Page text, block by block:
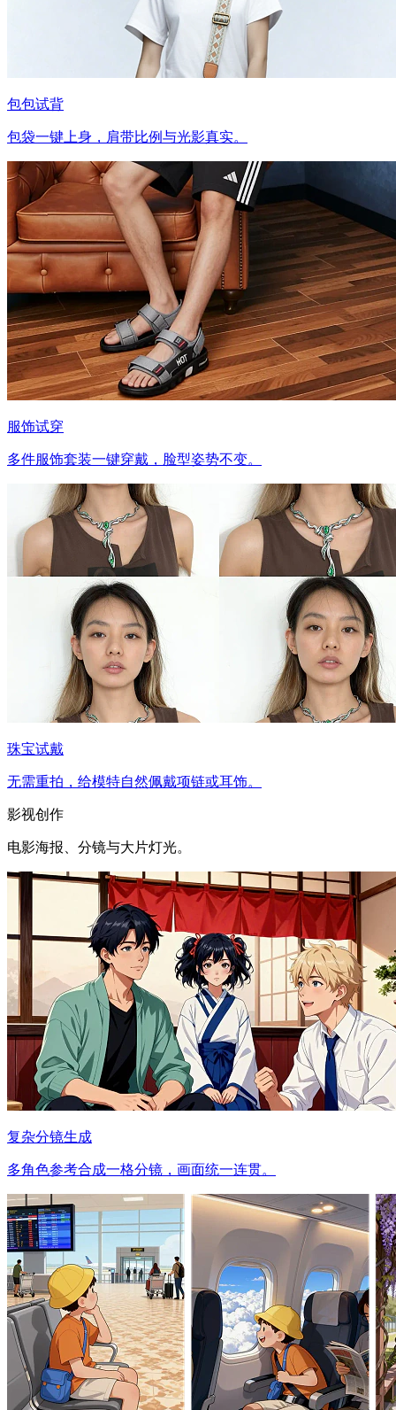
包包试背
包袋一键上身，肩带比例与光影真实。
服饰试穿
多件服饰套装一键穿戴，脸型姿势不变。
珠宝试戴
无需重拍，给模特自然佩戴项链或耳饰。
影视创作
电影海报、分镜与大片灯光。
复杂分镜生成
多角色参考合成一格分镜，画面统一连贯。